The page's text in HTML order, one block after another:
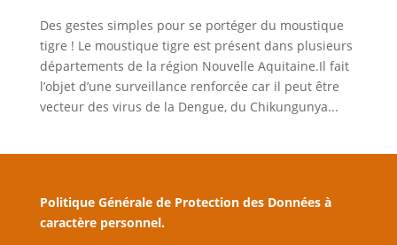
Des gestes simples pour se portéger du moustique
tigre ! Le moustique tigre est présent dans plusieurs
départements de la région Nouvelle Aquitaine.Il fait
l’objet d’une surveillance renforcée car il peut être
vecteur des virus de la Dengue, du Chikungunya...
Politique Générale de Protection des Données à
caractère personnel.